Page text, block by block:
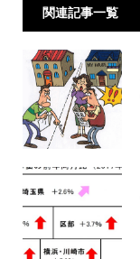
関連記事一覧